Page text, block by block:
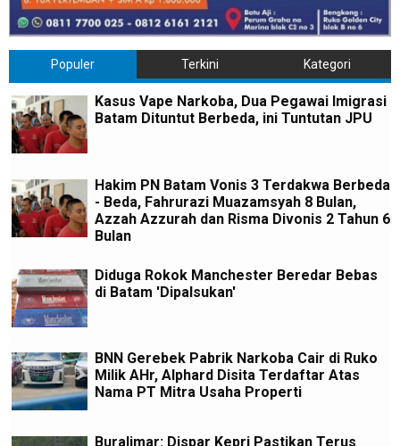
Populer Terkini Kategori
Kasus Vape Narkoba, Dua Pegawai Imigrasi
Batam Dituntut Berbeda, ini Tuntutan JPU
Hakim PN Batam Vonis 3 Terdakwa Berbeda
- Beda, Fahrurazi Muazamsyah 8 Bulan,
Azzah Azzurah dan Risma Divonis 2 Tahun 6
Bulan
Diduga Rokok Manchester Beredar Bebas
di Batam 'Dipalsukan'
BNN Gerebek Pabrik Narkoba Cair di Ruko
Milik AHr, Alphard Disita Terdaftar Atas
Nama PT Mitra Usaha Properti
Buralimar: Dispar Kepri Pastikan Terus